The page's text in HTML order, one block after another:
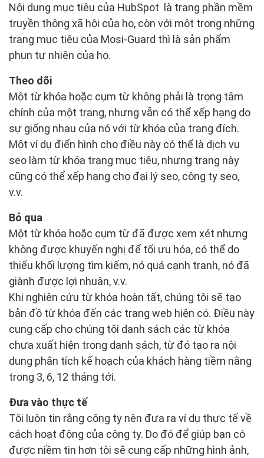
Nội dung mục tiêu của HubSpot là trang phần mềm
truyền thông xã hội của họ, còn với một trong những
trang mục tiêu của Mosi-Guard thì là sản phẩm
phun tự nhiên của họ.
Theo dõi
Một từ khóa hoặc cụm từ không phải là trọng tâm
chính của một trang, nhưng vẫn có thể xếp hạng do
sự giống nhau của nó với từ khóa của trang đích.
Một ví dụ điển hình cho điều này có thể là dịch vụ
seo làm từ khóa trang mục tiêu, nhưng trang này
cũng có thể xếp hạng cho đại lý seo, công ty seo,
v.v.
Bỏ qua
Một từ khóa hoặc cụm từ đã được xem xét nhưng
không được khuyến nghị để tối ưu hóa, có thể do
thiếu khối lượng tìm kiếm, nó quá cạnh tranh, nó đã
giành được lợi nhuận, v.v.
Khi nghiên cứu từ khóa hoàn tất, chúng tôi sẽ tạo
bản đồ từ khóa đến các trang web hiện có. Điều này
cung cấp cho chúng tôi danh sách các từ khóa
chưa xuất hiện trong danh sách, từ đó tạo ra nội
dung phân tích kế hoạch của khách hàng tiềm nằng
trong 3, 6, 12 tháng tới.
Đưa vào thực tế
Tôi luôn tin rằng công ty nên đưa ra ví dụ thực tế về
cách hoạt động của công ty. Do đó để giúp bạn có
được niềm tin hơn tôi sẽ cung cấp những hình ảnh,